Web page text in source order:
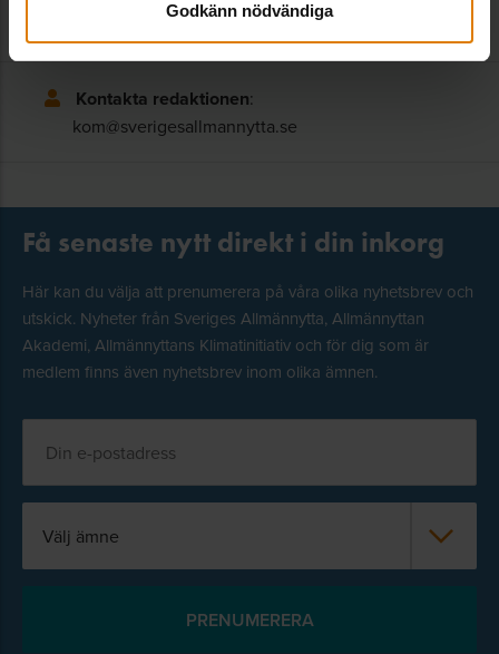
Godkänn nödvändiga
Kontakta redaktionen:
kom@sverigesallmannytta.se
Få senaste nytt direkt i din inkorg
Här kan du välja att prenumerera på våra olika nyhetsbrev och
utskick. Nyheter från Sveriges Allmännytta, Allmännyttan
Akademi, Allmännyttans Klimatinitiativ och för dig som är
medlem finns även nyhetsbrev inom olika ämnen.
Välj ämne